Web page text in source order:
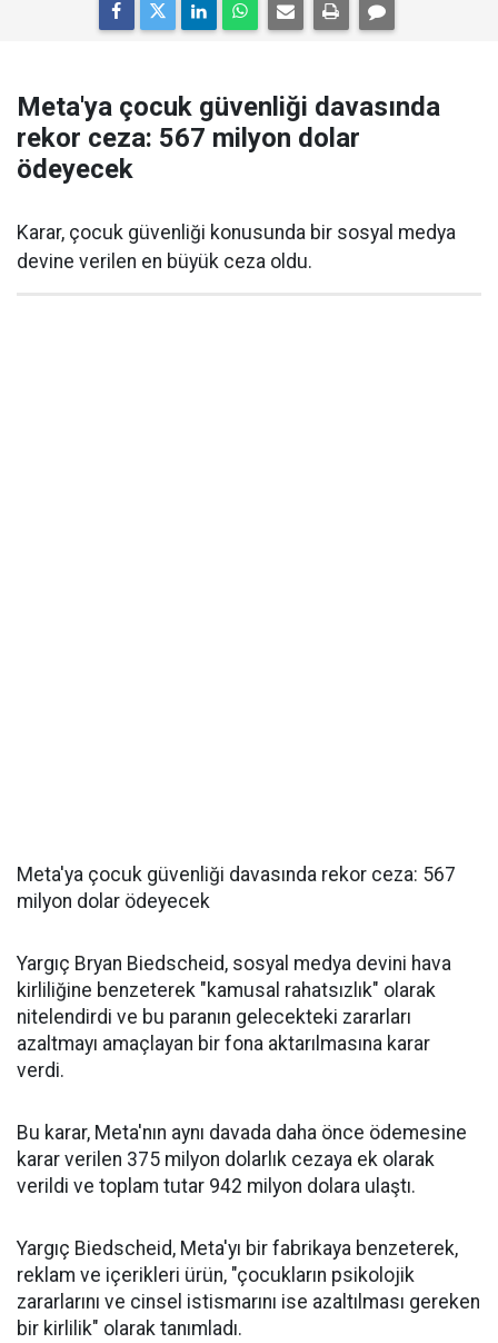
Meta'ya çocuk güvenliği davasında
rekor ceza: 567 milyon dolar
ödeyecek
Karar, çocuk güvenliği konusunda bir sosyal medya
devine verilen en büyük ceza oldu.
Meta'ya çocuk güvenliği davasında rekor ceza: 567
milyon dolar ödeyecek
Yargıç Bryan Biedscheid, sosyal medya devini hava
kirliliğine benzeterek "kamusal rahatsızlık" olarak
nitelendirdi ve bu paranın gelecekteki zararları
azaltmayı amaçlayan bir fona aktarılmasına karar
verdi.
Bu karar, Meta'nın aynı davada daha önce ödemesine
karar verilen 375 milyon dolarlık cezaya ek olarak
verildi ve toplam tutar 942 milyon dolara ulaştı.
Yargıç Biedscheid, Meta'yı bir fabrikaya benzeterek,
reklam ve içerikleri ürün, "çocukların psikolojik
zararlarını ve cinsel istismarını ise azaltılması gereken
bir kirlilik" olarak tanımladı.